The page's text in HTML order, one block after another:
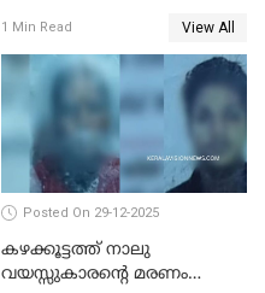
പിഴ
1 Min Read View All
Posted On 29-12-2025
കഴക്കൂട്ടത്ത് നാലു
വയസ്സുകാരന്റെ മരണം